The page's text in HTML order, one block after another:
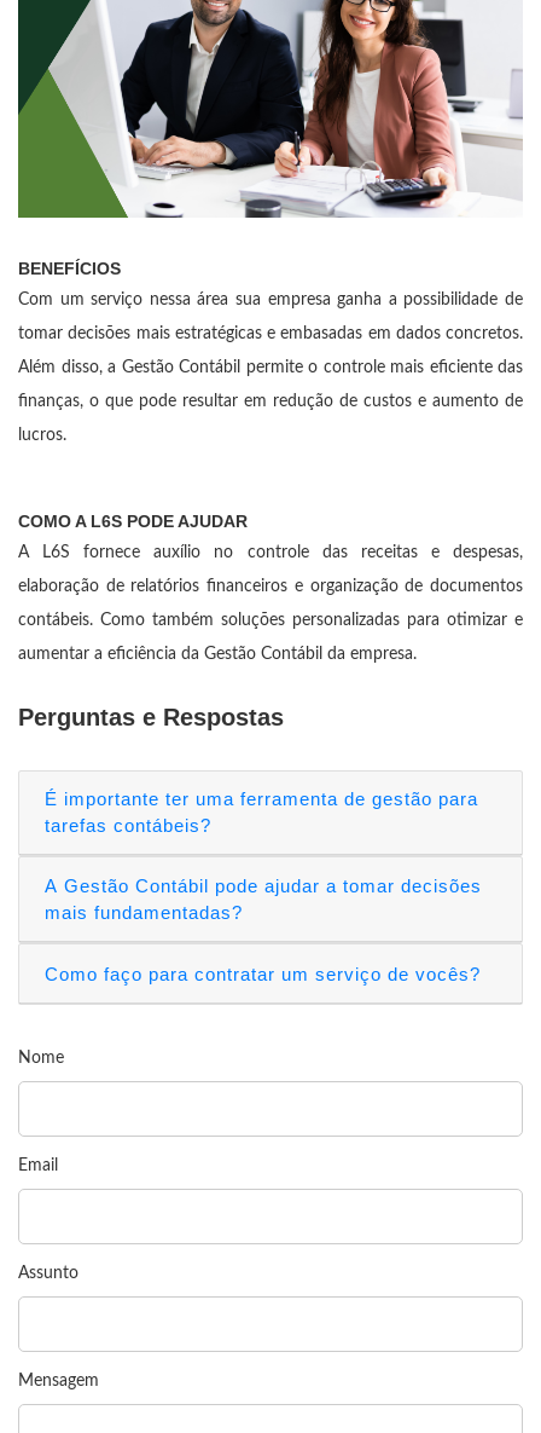
BENEFÍCIOS
Com um serviço nessa área sua empresa ganha a possibilidade de
tomar decisões mais estratégicas e embasadas em dados concretos.
Além disso, a Gestão Contábil permite o controle mais eficiente das
finanças, o que pode resultar em redução de custos e aumento de
lucros.
COMO A L6S PODE AJUDAR
A L6S fornece auxílio no controle das receitas e despesas,
elaboração de relatórios financeiros e organização de documentos
contábeis. Como também soluções personalizadas para otimizar e
aumentar a eficiência da Gestão Contábil da empresa.
Perguntas e Respostas
É importante ter uma ferramenta de gestão para
tarefas contábeis?
A Gestão Contábil pode ajudar a tomar decisões
mais fundamentadas?
Como faço para contratar um serviço de vocês?
Nome
Email
Assunto
Mensagem